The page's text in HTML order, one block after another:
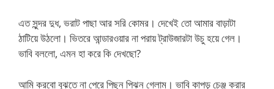
এত সুন্দর দুধ, ভরাট পাছা আর সরি কোমর। দেখেই তো আমার বাড়াটা
ঠাটিয়ে উঠলো। ভিতরে আন্ডারওয়ার না পরায় ট্রাউজারটা উচু হয়ে গেল।
ভাবি বললো, এমন হা করে কি দেখছো?
আমি করবো বুঝতে না পেরে পিছন পিঝন গেলাম। ভাবি কাপড় চেঞ্জ করার